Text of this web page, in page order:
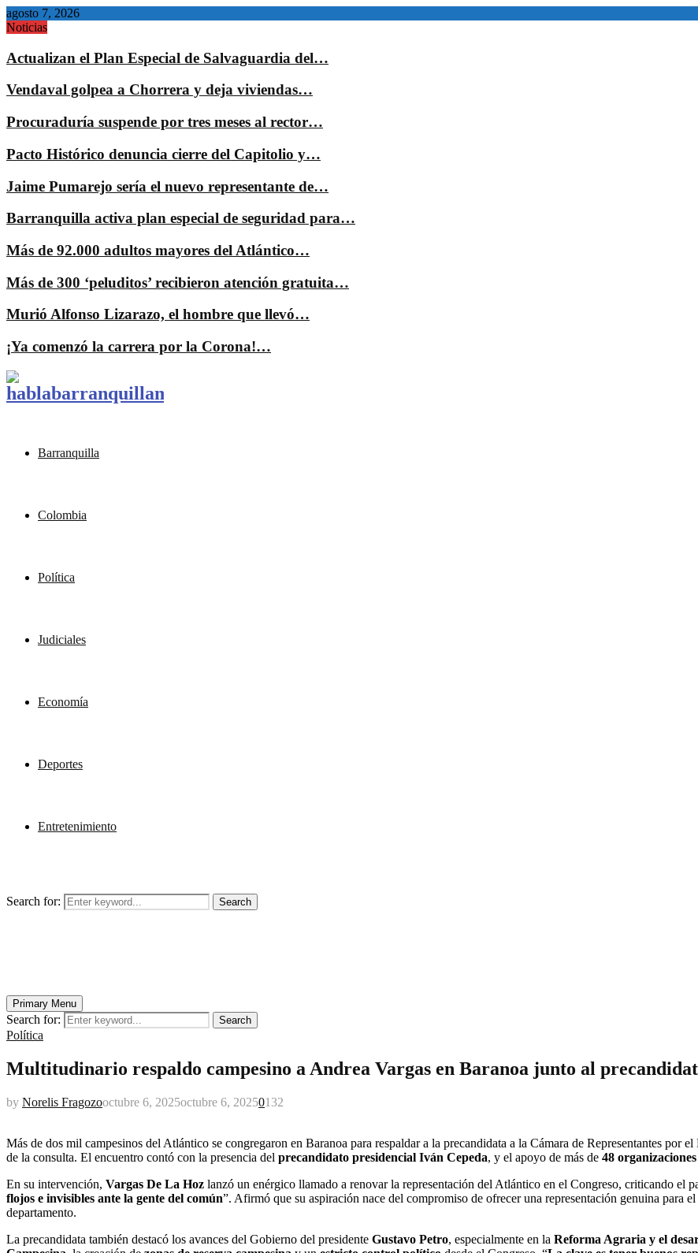
agosto 7, 2026
Noticias
Actualizan el Plan Especial de Salvaguardia del…
Vendaval golpea a Chorrera y deja viviendas…
Procuraduría suspende por tres meses al rector…
Pacto Histórico denuncia cierre del Capitolio y…
Jaime Pumarejo sería el nuevo representante de…
Barranquilla activa plan especial de seguridad para…
Más de 92.000 adultos mayores del Atlántico…
Más de 300 ‘peluditos’ recibieron atención gratuita…
Murió Alfonso Lizarazo, el hombre que llevó…
¡Ya comenzó la carrera por la Corona!…
Barranquilla
Colombia
Política
Judiciales
Economía
Deportes
Entretenimiento
Search for: Search
Primary Menu
Search for: Search
Política
Multitudinario respaldo campesino a Andrea Vargas en Baranoa junto al
by Norelis Fragozooctubre 6, 2025octubre 6, 20250132
Más de dos mil campesinos del Atlántico se congregaron en Baranoa para respaldar a la precandidata a la Cámara de Representantes por
de la consulta. El encuentro contó con la presencia del precandidato presidencial Iván Cepeda, y el apoyo de más de 48
En su intervención, Vargas De La Hoz lanzó un enérgico llamado a renovar la representación del Atlántico en el Congreso, criticando el
flojos e invisibles ante la gente del común”. Afirmó que su aspiración nace del compromiso de ofrecer una representación genuina para el
departamento.
La precandidata también destacó los avances del Gobierno del presidente Gustavo Petro, especialmente en la Reforma Agraria y el